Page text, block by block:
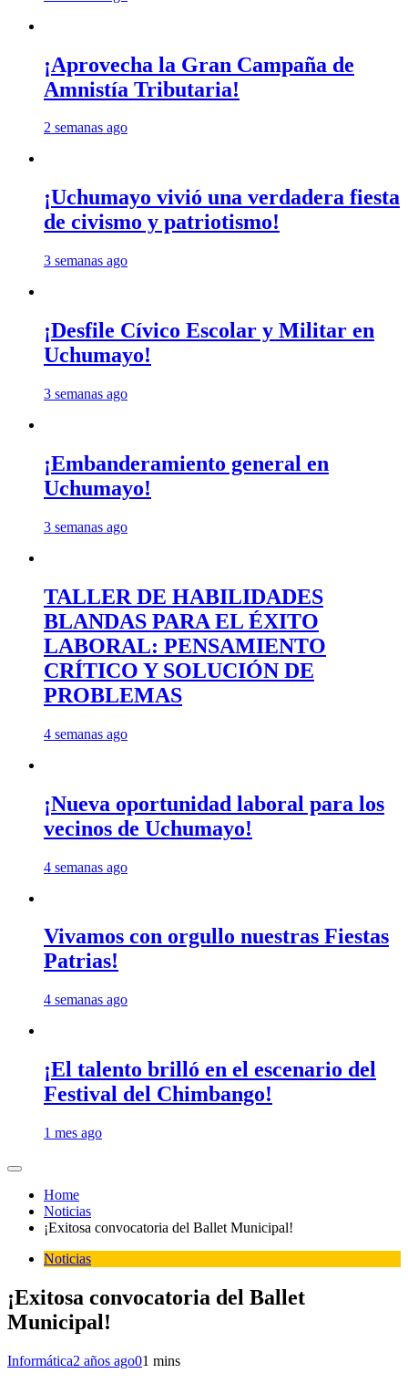
¡Aprovecha la Gran Campaña de
Amnistía Tributaria!
2 semanas ago
¡Uchumayo vivió una verdadera fiesta
de civismo y patriotismo!
3 semanas ago
¡Desfile Cívico Escolar y Militar en
Uchumayo!
3 semanas ago
¡Embanderamiento general en
Uchumayo!
3 semanas ago
TALLER DE HABILIDADES
BLANDAS PARA EL ÉXITO
LABORAL: PENSAMIENTO
CRÍTICO Y SOLUCIÓN DE
PROBLEMAS
4 semanas ago
¡Nueva oportunidad laboral para los
vecinos de Uchumayo!
4 semanas ago
Vivamos con orgullo nuestras Fiestas
Patrias!
4 semanas ago
¡El talento brilló en el escenario del
Festival del Chimbango!
1 mes ago
Home
Noticias
¡Exitosa convocatoria del Ballet Municipal!
Noticias
¡Exitosa convocatoria del Ballet
Municipal!
Informática2 años ago01 mins